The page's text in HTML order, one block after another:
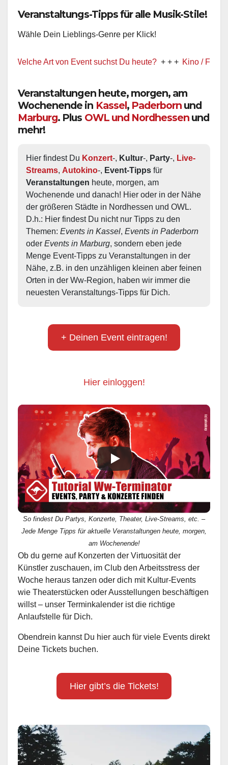
Veranstaltungs-Tipps für alle Musik-Stile!
Wähle Dein Lieblings-Genre per Klick!
Art von Event suchst Du heute? + + + Kino / Film + + +
Veranstaltungen heute, morgen, am
Wochenende in Kassel, Paderborn und
Marburg. Plus OWL und Nordhessen und
mehr!
Hier findest Du Konzert-, Kultur-, Party-, Live-
Streams, Autokino-, Event-Tipps
Veranstaltungen heute, morgen, am
Wochenende und danach! Hier oder in der Nähe
der größeren Städte in Nordhessen und OWL.
D.h.: Hier findest Du nicht nur Tipps zu den
Themen: Events in Kassel, Events in Paderborn
oder Events in Marburg, sondern eben jede
Menge Event-Tipps zu Veranstaltungen in der
Nähe, z.B. in den unzähligen kleinen aber feinen
Orten in der Ww-Region, haben wir immer die
neuesten Veranstaltungs-Tipps für Dich.
+ Deinen Event eintragen!
Hier einloggen!
So findest Du Partys, Konzerte, Theater, Live-Streams, etc. –
Jede Menge Tipps für aktuelle Veranstaltungen heute, morgen,
am Wochenende!
Ob du gerne auf Konzerten der Virtuosität der
Künstler zuschauen, im Club den Arbeitsstress der
Woche heraus tanzen oder dich mit Kultur-Events
wie Theaterstücken oder Ausstellungen beschäftigen
willst – unser Terminkalender ist die richtige
Anlaufstelle für Dich.
Obendrein kannst Du hier auch für viele Events direkt
Deine Tickets buchen.
Hier gibt’s die Tickets!